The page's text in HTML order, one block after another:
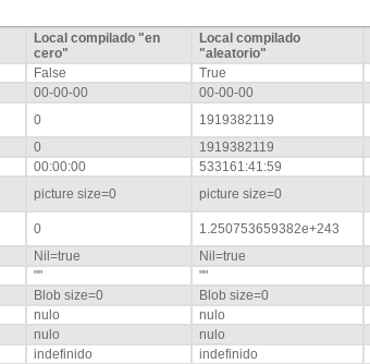
Local compilado "en
cero"
Local compilado
"aleatorio"
False True
00-00-00 00-00-00
0 1919382119
0 1919382119
00:00:00 533161:41:59
picture size=0 picture size=0
0 1.250753659382e+243
Nil=true Nil=true
"" ""
Blob size=0 Blob size=0
nulo nulo
nulo nulo
indefinido indefinido